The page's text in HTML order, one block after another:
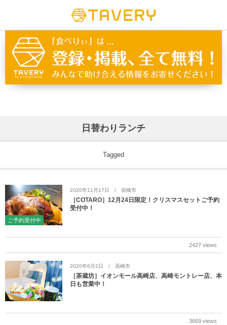
日替わりランチ
Tagged
ご予約受付中
2020年11月17日 前橋市
［COTARO］12月24日限定！クリスマスセットご予約
受付中！
2427 views
2020年6月2日 高崎市
［茶蔵坊］イオンモール高崎店、高崎モントレー店、本
日も営業中！
3669 views